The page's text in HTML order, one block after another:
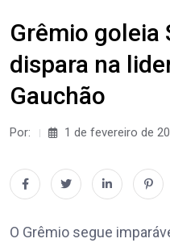
Grêmio goleia
dispara na
Gauchão
Por: 1 de fevereiro de
O Grêmio segue